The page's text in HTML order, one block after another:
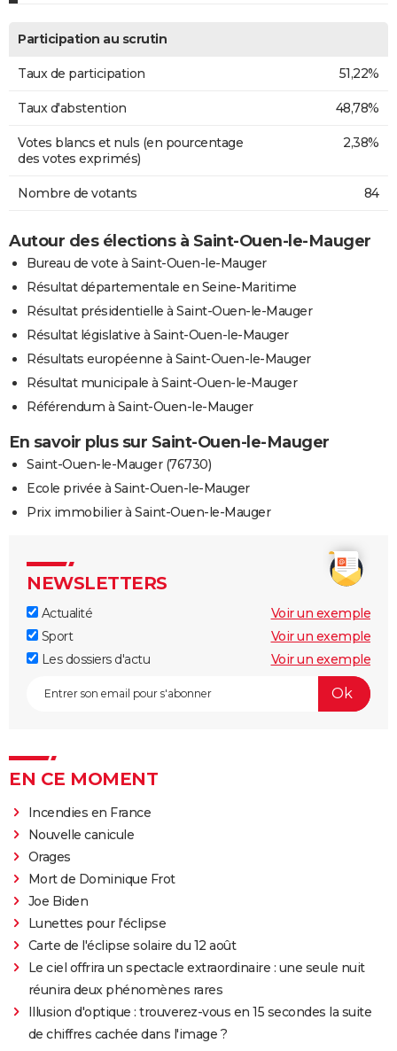
Participation au scrutin
Taux de participation 51,22%
Taux d'abstention 48,78%
Votes blancs et nuls (en pourcentage
des votes exprimés)
2,38%
Nombre de votants 84
Autour des élections à Saint-Ouen-le-Mauger
Bureau de vote à Saint-Ouen-le-Mauger
Résultat départementale en Seine-Maritime
Résultat présidentielle à Saint-Ouen-le-Mauger
Résultat législative à Saint-Ouen-le-Mauger
Résultats européenne à Saint-Ouen-le-Mauger
Résultat municipale à Saint-Ouen-le-Mauger
Référendum à Saint-Ouen-le-Mauger
En savoir plus sur Saint-Ouen-le-Mauger
Saint-Ouen-le-Mauger (76730)
Ecole privée à Saint-Ouen-le-Mauger
Prix immobilier à Saint-Ouen-le-Mauger
NEWSLETTERS
Actualité
Voir un exemple
Sport
Voir un exemple
Les dossiers d'actu
Voir un exemple
EN CE MOMENT
Incendies en France
Nouvelle canicule
Orages
Mort de Dominique Frot
Joe Biden
Lunettes pour l'éclipse
Carte de l'éclipse solaire du 12 août
Le ciel offrira un spectacle extraordinaire : une seule nuit
réunira deux phénomènes rares
Illusion d'optique : trouverez-vous en 15 secondes la suite
de chiffres cachée dans l'image ?